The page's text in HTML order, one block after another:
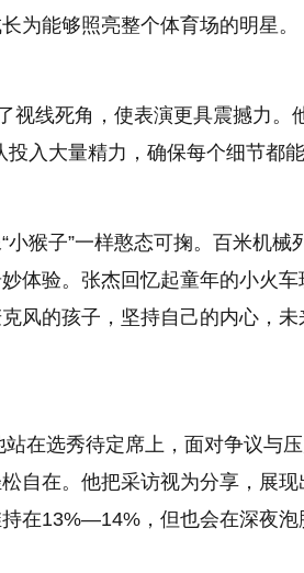
为能够照亮整个体育场的明星。
视线死角，使表演更具震撼力。
入大量精力，确保每个细节都能
猴子”一样憨态可掬。百米机械
体验。张杰回忆起童年的小火
风的孩子，坚持自己的内心，
在选秀待定席上，面对争议与压
自在。他把采访视为分享，展
在13%—14%，但也会在深夜泡